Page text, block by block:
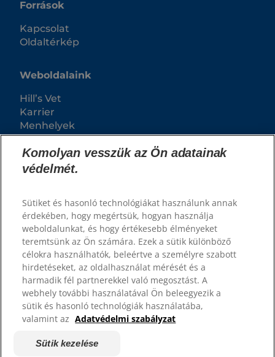
Források
Kapcsolat
Oldaltérkép
Weboldalaink
Hill’s Vet
Karrier
Menhelyek
© 2026 Hill's Pet Nutrition, Inc.
Minden jog fenntartva. Az oldalon található "TM"
jelölés a Hill's Pet Nutrition birtokában levő
márkákat jelöli. Az oldal használatára Felhasználási
feltételek rendelkezései érvényesek.
Felhasználási feltételek
Jogi nyilatkozat
Komolyan vesszük az Ön adatainak
védelmét.
Sütiket és hasonló technológiákat használunk annak
érdekében, hogy megértsük, hogyan használja
weboldalunkat, és hogy értékesebb élményeket
teremtsünk az Ön számára. Ezek a sütik különböző
célokra használhatók, beleértve a személyre szabott
hirdetéseket, az oldalhasználat mérését és a
harmadik fél partnerekkel való megosztást. A
webhely további használatával Ön beleegyezik a
sütik és hasonló technológiák használatába,
valamint az Adatvédelmi szabályzat
Sütik kezelése